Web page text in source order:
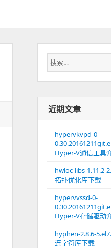
搜
索：
近期文章
hypervkvpd-0-
Hyper-V通信工具
hwloc-libs-1.11.2-
拓扑优化库下载
hypervvssd-0-
Hyper-V存储驱动
hyphen-2.8.6-
连字符库下载